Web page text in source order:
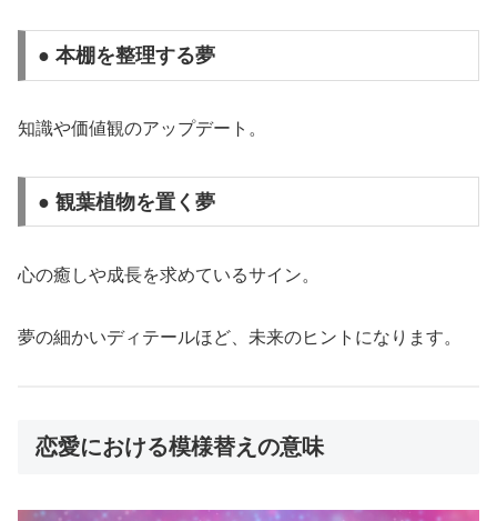
● 本棚を整理する夢
知識や価値観のアップデート。
● 観葉植物を置く夢
心の癒しや成長を求めているサイン。
夢の細かいディテールほど、未来のヒントになります。
恋愛における模様替えの意味